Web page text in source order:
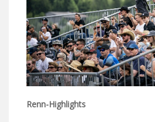
Renn-Highlights